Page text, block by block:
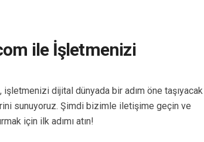
ile İşletmenizi
işletmenizi dijital dünyada bir adım öne taşıyacak
sunuyoruz. Şimdi bizimle iletişime geçin ve
için ilk adımı atın!